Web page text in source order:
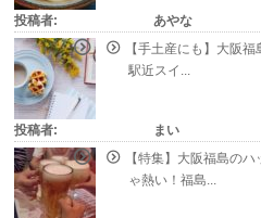
投稿者:
あやな
【手土産にも】大阪
駅近スイ...
投稿者:
まい
【特集】大阪福島の
ゃ熱い！福島...